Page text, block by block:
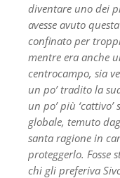
diventare uno dei
avesse avuto
confinato per
mentre era anche
centrocampo, sia
un po’ tradito la
un po’ più
globale, temuto
santa ragione in
proteggerlo. Fosse
chi gli preferiva